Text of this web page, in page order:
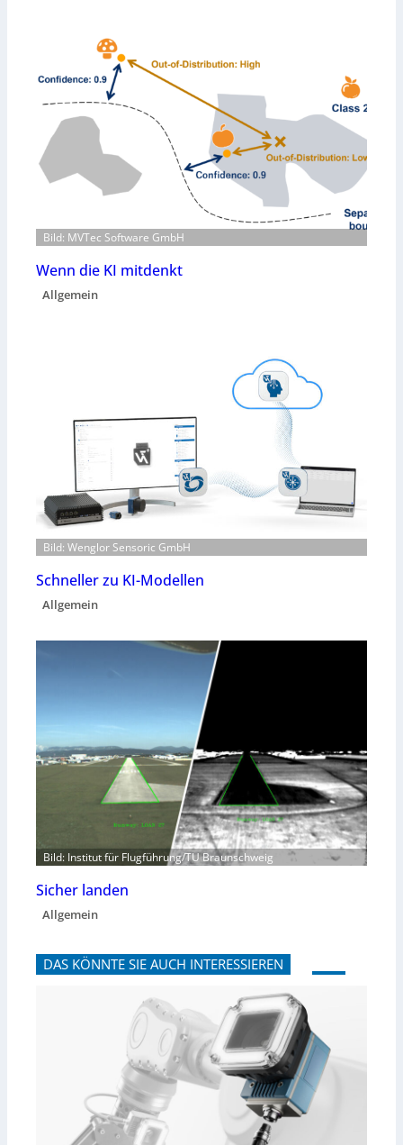
Bild: MVTec Software GmbH
Wenn die KI mitdenkt
Allgemein
Bild: Wenglor Sensoric GmbH
Schneller zu KI-Modellen
Allgemein
Bild: Institut für Flugführung/TU Braunschweig
Sicher landen
Allgemein
DAS KÖNNTE SIE AUCH INTERESSIEREN